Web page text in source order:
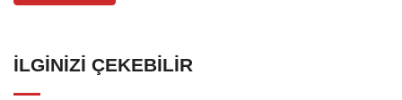
İLGINIZI ÇEKEBILIR